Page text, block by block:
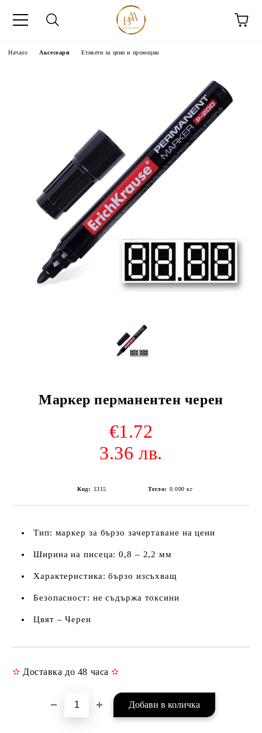
Начало Аксесоари Етикети за цени и промоции
Маркер перманентен черен
€1.72
3.36 лв.
Код: 1315 Тегло: 0.000 кг
Тип: маркер за бързо зачертаване на цени
Ширина на писеца: 0,8 – 2,2 мм
Характеристика: бързо изсъхващ
Безопасност: не съдържа токсини
Цвят – Черен
✫ Доставка до 48 часа✫